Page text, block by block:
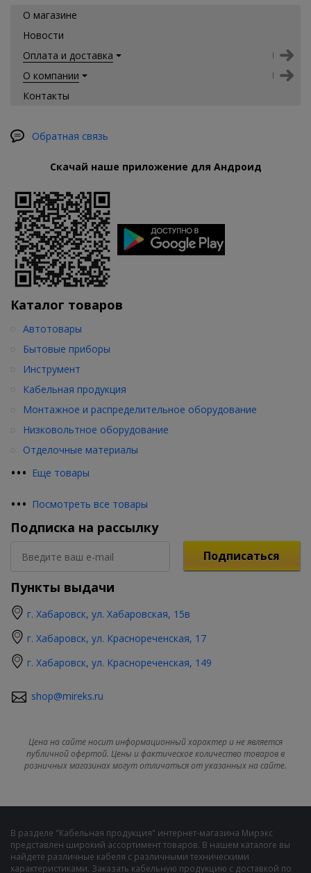
О магазине
Новости
Оплата и доставка
О компании
Контакты
Обратная связь
Скачай наше приложение для Андроид
Каталог товаров
••• Еще товары
Автотовары
Бытовые приборы
Инструмент
Кабельная продукция
Монтажное и распределительное оборудование
Низковольтное оборудование
Отделочные материалы
••• Посмотреть все товары
Подписка на рассылку
Подписаться
Пункты выдачи
г. Хабаровск, ул. Хабаровская, 15в
г. Хабаровск, ул. Краснореченская, 17
г. Хабаровск, ул. Краснореченская, 149
shop@mireks.ru
Цена на сайте носит информационный характер и не является
публичной офертой. Цены и фактическое количество товаров в
розничных магазинах могут отличаться от указанных на сайте.
В разделе "Кабельная продукция" интернет-магазина Мирэкс
представлен широкий ассортимент товаров. В нашем каталоге вы
найдете различные кабеля с различными техническими
характеристиками. Заказать кабельную продукцию с доставкой по